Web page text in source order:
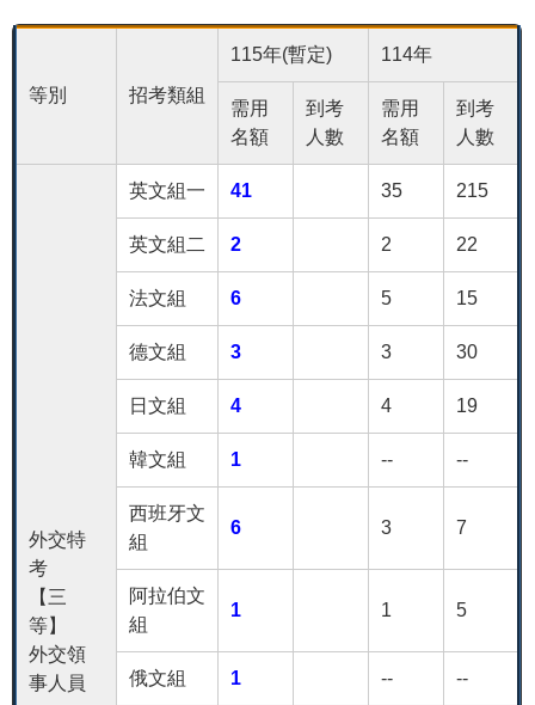
等別 招考類組
115年(暫定) 114年
需用
名額
到考
人數
需用
名額
到考
人數
外交特
考
【三
等】
外交領
事人員
英文組一 41 35 215
英文組二 2 2 22
法文組 6 5 15
德文組 3 3 30
日文組 4 4 19
韓文組 1 -- --
西班牙文
組
6 3 7
阿拉伯文
組
1 1 5
俄文組 1 -- --